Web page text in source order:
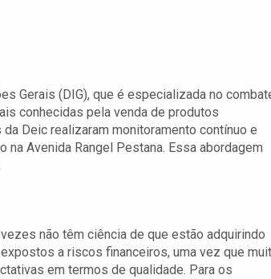
Gerais (DIG), que é especializada no
conhecidas pela venda de produtos
Deic realizaram monitoramento contínuo e
Avenida Rangel Pestana. Essa abordagem
não têm ciência de que estão adquirindo
a riscos financeiros, uma vez que
em termos de qualidade. Para os